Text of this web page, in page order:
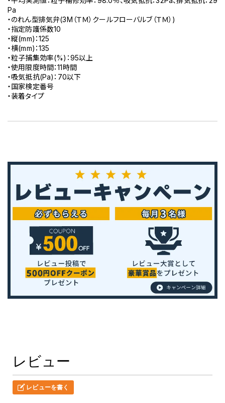
Pa
・のれん型排気弁(3M（ＴＭ）クールフローバルブ（ＴＭ）)
・指定防護係数10
・縦(mm)：125
・横(mm)：135
・粒子捕集効率(%)：95以上
・使用限度時間：11時間
・吸気抵抗(Pa)：70以下
・国家検定番号
・装着タイプ
レビュー
レビューを書く